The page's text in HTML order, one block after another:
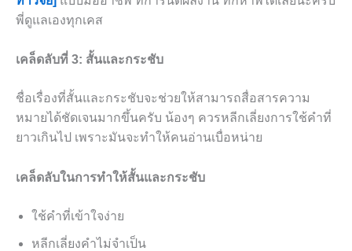
พี่ดูแลเองทุกเคส
เคล็ดลับที่ 3: สั้นและกระชับ
ชื่อเรื่องที่สั้นและกระชับจะช่วยให้สามารถสื่อสารความ
หมายได้ชัดเจนมากขึ้นครับ น้องๆ ควรหลีกเลี่ยงการใช้คำที่
ยาวเกินไป เพราะมันจะทำให้คนอ่านเบื่อหน่าย
เคล็ดลับในการทำให้สั้นและกระชับ
ใช้คำที่เข้าใจง่าย
หลีกเลี่ยงคำไม่จำเป็น